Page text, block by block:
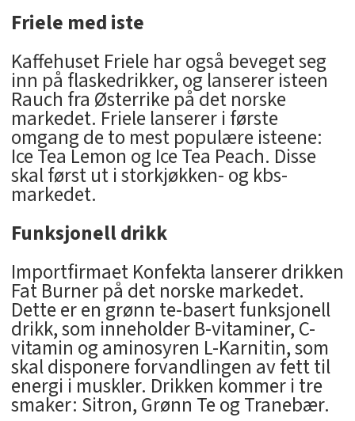
Friele med iste
Kaffehuset Friele har også beveget seg
inn på flaskedrikker, og lanserer isteen
Rauch fra Østerrike på det norske
markedet. Friele lanserer i første
omgang de to mest populære isteene:
Ice Tea Lemon og Ice Tea Peach. Disse
skal først ut i storkjøkken- og kbs-
markedet.
Funksjonell drikk
Importfirmaet Konfekta lanserer drikken
Fat Burner på det norske markedet.
Dette er en grønn te-basert funksjonell
drikk, som inneholder B-vitaminer, C-
vitamin og aminosyren L-Karnitin, som
skal disponere forvandlingen av fett til
energi i muskler. Drikken kommer i tre
smaker: Sitron, Grønn Te og Tranebær.